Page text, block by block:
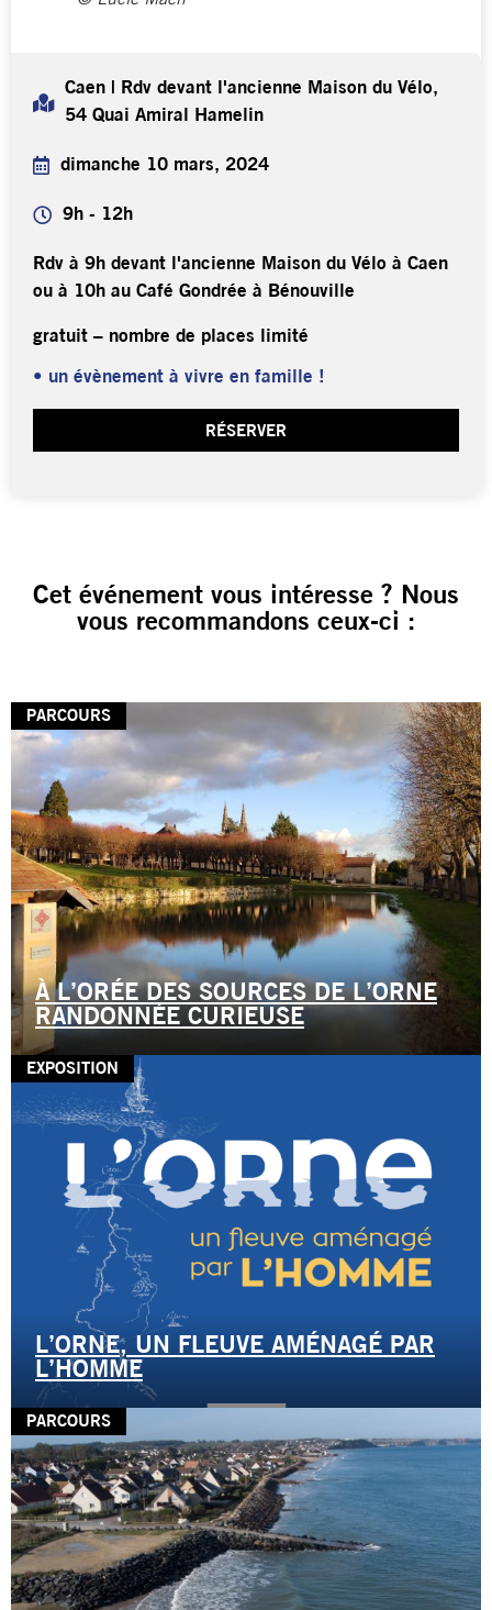
Caen | Rdv devant l'ancienne Maison du Vélo,
54 Quai Amiral Hamelin
dimanche 10 mars, 2024
9h - 12h
Rdv à 9h devant l'ancienne Maison du Vélo à Caen
ou à 10h au Café Gondrée à Bénouville
gratuit – nombre de places limité
• un évènement à vivre en famille !
RÉSERVER
Cet événement vous intéresse ? Nous
vous recommandons ceux-ci :
PARCOURS
À L’ORÉE DES SOURCES DE L’ORNE
RANDONNÉE CURIEUSE
EXPOSITION
L’ORNE, UN FLEUVE AMÉNAGÉ PAR
L’HOMME
PARCOURS